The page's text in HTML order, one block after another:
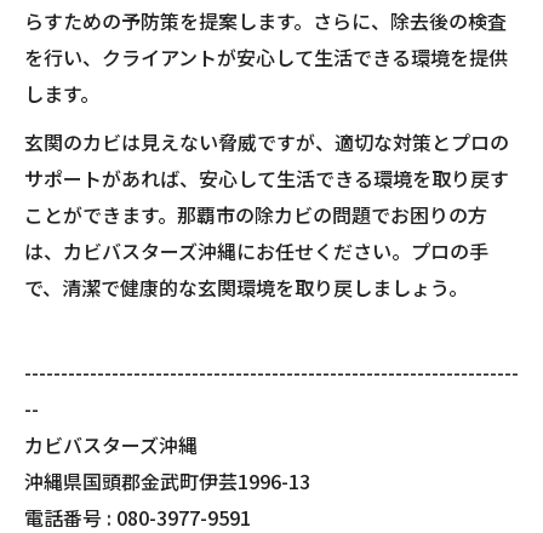
らすための予防策を提案します。さらに、除去後の検査
を行い、クライアントが安心して生活できる環境を提供
します。
玄関のカビは見えない脅威ですが、適切な対策とプロの
サポートがあれば、安心して生活できる環境を取り戻す
ことができます。那覇市の除カビの問題でお困りの方
は、カビバスターズ沖縄にお任せください。プロの手
で、清潔で健康的な玄関環境を取り戻しましょう。
--------------------------------------------------------------------
--
カビバスターズ沖縄
沖縄県国頭郡金武町伊芸1996-13
電話番号 : 080-3977-9591